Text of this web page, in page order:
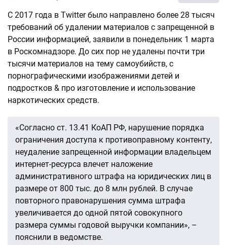
С 2017 года в Twitter было направлено более 28 тысяч
требований об удалении материалов с запрещенной в
России информацией, заявили в понедельник 1 марта
в Роскомнадзоре. До сих пор не удалены почти три
тысячи материалов на тему самоубийств, с
порнографическими изображениями детей и
подростков & про изготовление и использование
наркотических средств.
«Согласно ст. 13.41 КоАП РФ, нарушение порядка
ограничения доступа к противоправному контенту,
неудаление запрещенной информации владельцем
интернет-ресурса влечет наложение
административного штрафа на юридических лиц в
размере от 800 тыс. до 8 млн рублей. В случае
повторного правонарушения сумма штрафа
увеличивается до одной пятой совокупного
размера суммы годовой выручки компании», –
пояснили в ведомстве.